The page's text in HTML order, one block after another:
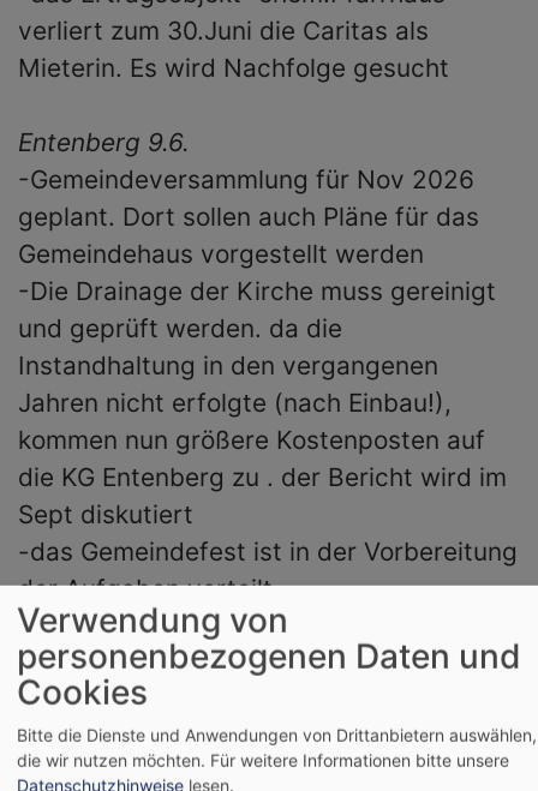
verliert zum 30.Juni die Caritas als
Mieterin. Es wird Nachfolge gesucht
Entenberg 9.6.
-Gemeindeversammlung für Nov 2026
geplant. Dort sollen auch Pläne für das
Gemeindehaus vorgestellt werden
-Die Drainage der Kirche muss gereinigt
und geprüft werden. da die
Instandhaltung in den vergangenen
Jahren nicht erfolgte (nach Einbau!),
kommen nun größere Kostenposten auf
die KG Entenberg zu . der Bericht wird im
Sept diskutiert
-das Gemeindefest ist in der Vorbereitung
der Aufgaben verteilt
Verwendung von
personenbezogenen Daten und
Cookies
Bitte die Dienste und Anwendungen von Drittanbietern auswählen,
die wir nutzen möchten. Für weitere Informationen bitte unsere
Datenschutzhinweise lesen.